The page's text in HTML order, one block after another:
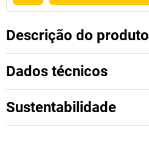
Descrição do produto
Dados técnicos
Sustentabilidade